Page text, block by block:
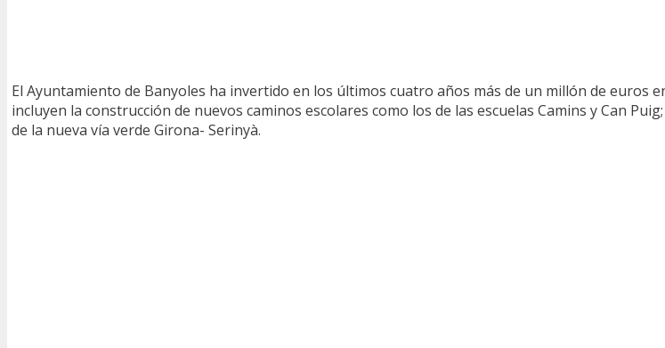
El Ayuntamiento de Banyoles ha invertido en los últimos cuatro años más de un millón de euros
incluyen la construcción de nuevos caminos escolares como los de las escuelas Camins y Can
de la nueva vía verde Girona- Serinyà.